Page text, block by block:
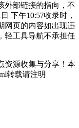
外部链接的指向，不
下午10:57收录时，
网页的内容如出现违
轻工具导航不承担任
源收集与分享！ 本
转载请注明